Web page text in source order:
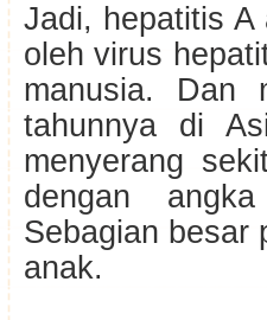
Jadi, hepatitis A
oleh virus
manusia. Dan
tahunnya di
menyerang
dengan
Sebagian besar
anak.